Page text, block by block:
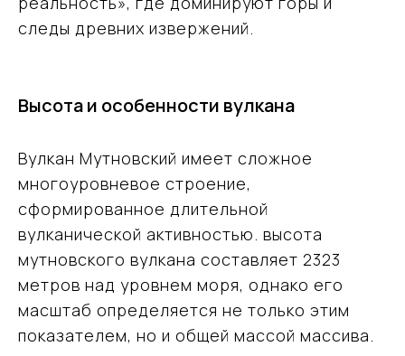
следы древних извержений.
Высота и особенности вулкана
Вулкан Мутновский имеет сложное
многоуровневое строение,
сформированное длительной
вулканической активностью. высота
мутновского вулкана составляет 2323
метров над уровнем моря, однако его
масштаб определяется не только этим
показателем, но и общей массой массива.